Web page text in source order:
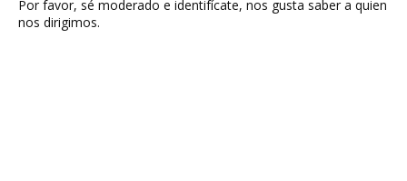
Por favor, sé moderado e identifícate, nos gusta saber a quien
nos dirigimos.